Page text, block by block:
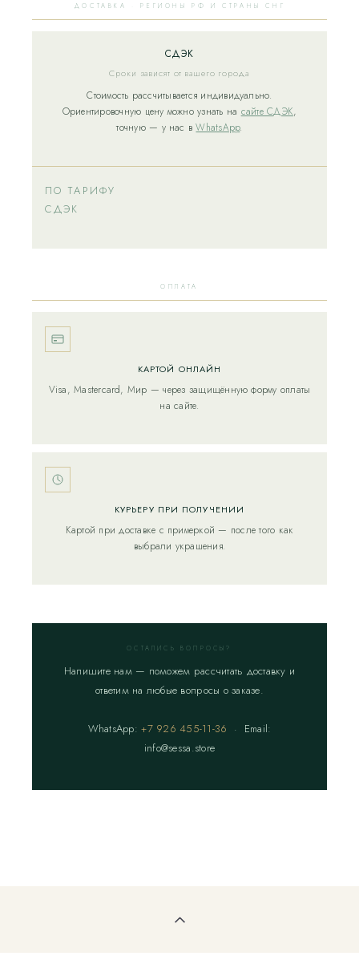
ДОСТАВКА · РЕГИОНЫ РФ И СТРАНЫ СНГ
СДЭК
Сроки зависят от вашего города
Стоимость рассчитывается индивидуально.
Ориентировочную цену можно узнать на сайте СДЭК,
точную — у нас вWhatsApp.
ПО ТАРИФУ
СДЭК
ОПЛАТА
КАРТОЙ ОНЛАЙН
Visa, Mastercard, Мир — через защищённую форму оплаты
на сайте.
КУРЬЕРУ ПРИ ПОЛУЧЕНИИ
Картой при доставке с примеркой — после того как
выбрали украшения.
ОСТАЛИСЬ ВОПРОСЫ?
Напишите нам — поможем рассчитать доставку и
ответим на любые вопросы о заказе.
WhatsApp:+7 926 455-11-36 · Email:
info@sessa.store